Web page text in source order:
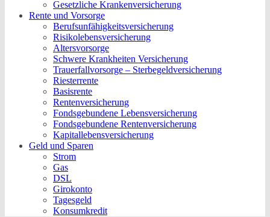
Gesetzliche Krankenversicherung
Rente und Vorsorge
Berufs­unfähigkeitsversicherung
Risikolebensversicherung
Altersvorsorge
Schwere Krankheiten Versicherung
Trauerfallvorsorge – Sterbegeldversicherung
Riesterrente
Basisrente
Rentenversicherung
Fondsgebundene Lebensversicherung
Fondsgebundene Rentenversicherung
Kapitallebensversicherung
Geld und Sparen
Strom
Gas
DSL
Girokonto
Tagesgeld
Konsumkredit